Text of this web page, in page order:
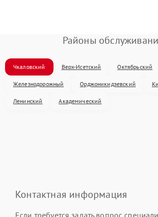
Районы
Чкаловский Верх-Исетский Октябрьский
Железнодорожный Орджоникидзевский
Ленинский Академический
Контактная информация
Если требуется задать вопрос